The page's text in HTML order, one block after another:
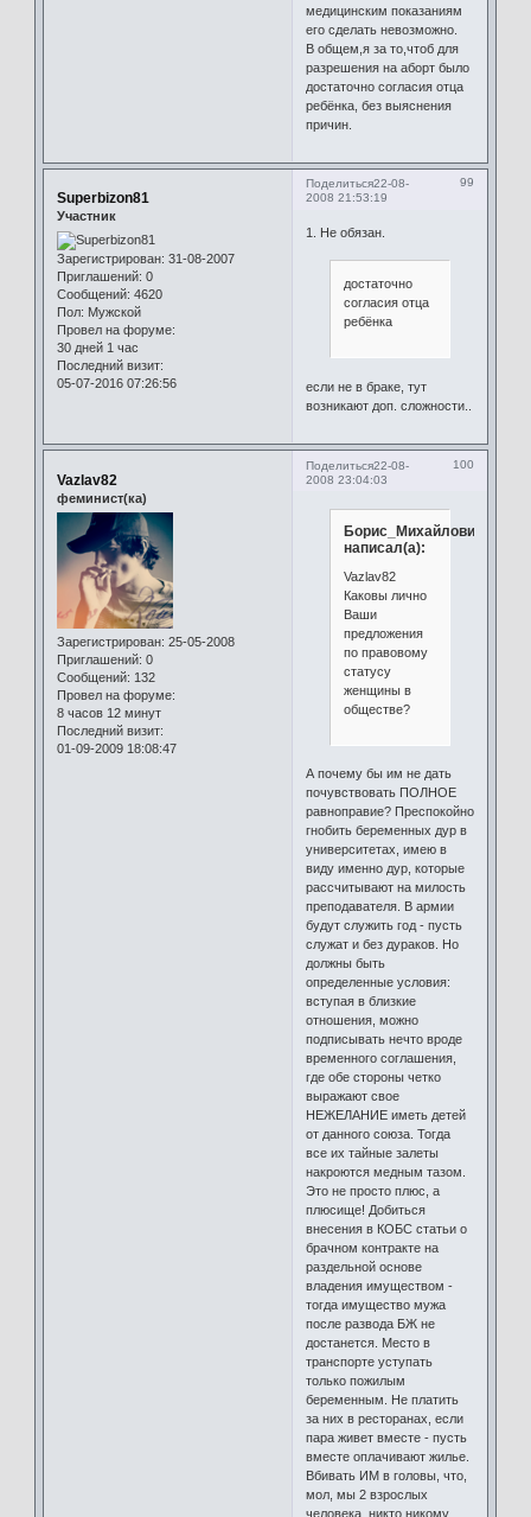
медицинским показаниям
его сделать невозможно.
В общем,я за то,чтоб для
разрешения на аборт было
достаточно согласия отца
ребёнка, без выяснения
причин.
Поделиться 99
22-08-
2008 21:53:19
Superbizon81
Участник
Зарегистрирован: 31-08-2007
Приглашений: 0
Сообщений: 4620
Пол: Мужской
Провел на форуме:
30 дней 1 час
Последний визит:
05-07-2016 07:26:56
1. Не обязан.
достаточно
согласия отца
ребёнка
если не в браке, тут
возникают доп. сложности..
Поделиться 100
22-08-
2008 23:04:03
Vazlav82
феминист(ка)
Зарегистрирован: 25-05-2008
Приглашений: 0
Сообщений: 132
Провел на форуме:
8 часов 12 минут
Последний визит:
01-09-2009 18:08:47
Борис_Михайлович
написал(а):
Vazlav82
Каковы лично
Ваши
предложения
по правовому
статусу
женщины в
обществе?
А почему бы им не дать
почувствовать ПОЛНОЕ
равноправие? Преспокойно
гнобить беременных дур в
университетах, имею в
виду именно дур, которые
рассчитывают на милость
преподавателя. В армии
будут служить год - пусть
служат и без дураков. Но
должны быть
определенные условия:
вступая в близкие
отношения, можно
подписывать нечто вроде
временного соглашения,
где обе стороны четко
выражают свое
НЕЖЕЛАНИЕ иметь детей
от данного союза. Тогда
все их тайные залеты
накроются медным тазом.
Это не просто плюс, а
плюсище! Добиться
внесения в КОБС статьи о
брачном контракте на
раздельной основе
владения имуществом -
тогда имущество мужа
после развода БЖ не
достанется. Место в
транспорте уступать
только пожилым
беременным. Не платить
за них в ресторанах, если
пара живет вместе - пусть
вместе оплачивают жилье.
Вбивать ИМ в головы, что,
мол, мы 2 взрослых
человека, никто никому,